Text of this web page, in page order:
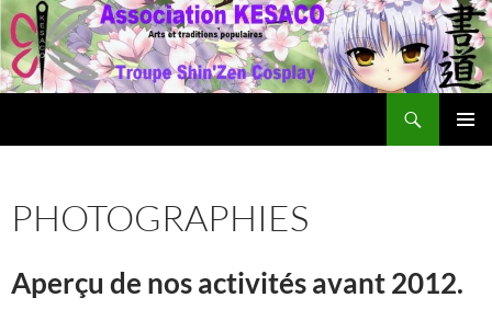
Aller
au
contenu
PHOTOGRAPHIES
Aperçu de nos activités avant 2012.